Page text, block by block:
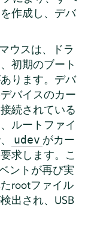
作成し、デバ
ウスは、ドラ
初期のブート
ります。デバ
バイスのカー
続されている
ルートファイ
udev がカー
求します。こ
ントが再び実
rootファイル
出され、USB